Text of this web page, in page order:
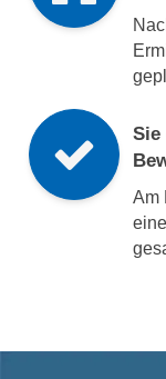
Sie
Am